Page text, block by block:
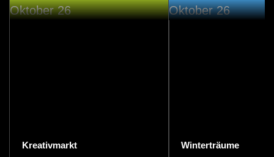
Kreativmarkt Winterträume